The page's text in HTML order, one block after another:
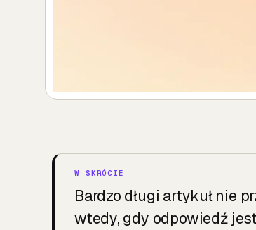
Bardzo długi artykuł nie
wtedy, gdy odpowiedź